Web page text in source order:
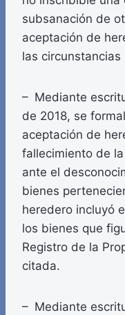
subsanación de
aceptación de
las circunstancias
– Mediante
de 2018, se
aceptación de
fallecimiento de
ante el
bienes
heredero incluyó
los bienes que
Registro de la
citada.
– Mediante